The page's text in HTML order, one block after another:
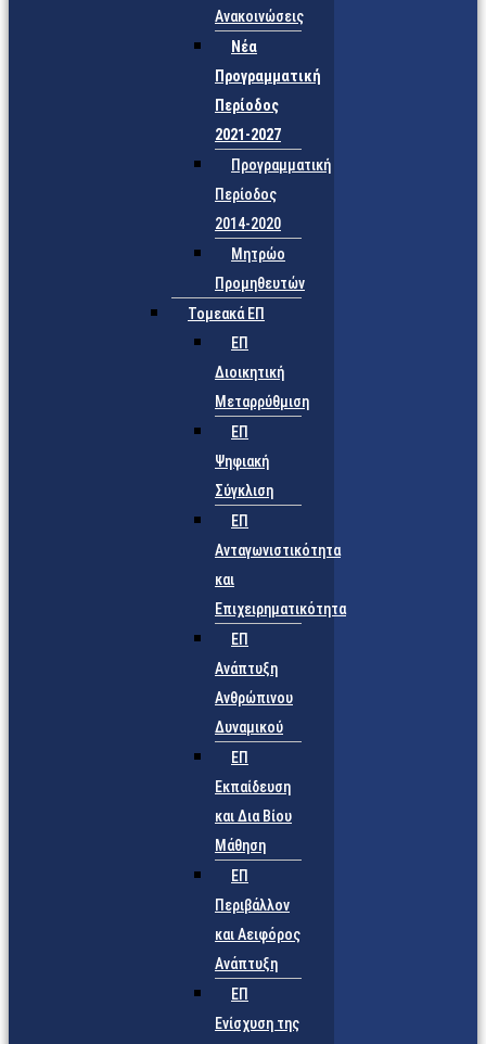
Ανακοινώσεις
Νέα
Προγραμματική
Περίοδος
2021-2027
Προγραμματική
Περίοδος
2014-2020
Μητρώο
Προμηθευτών
Τομεακά ΕΠ
ΕΠ
Διοικητική
Μεταρρύθμιση
ΕΠ
Ψηφιακή
Σύγκλιση
ΕΠ
Ανταγωνιστικότητα
και
Επιχειρηματικότητα
ΕΠ
Ανάπτυξη
Ανθρώπινου
Δυναμικού
ΕΠ
Εκπαίδευση
και Δια Βίου
Μάθηση
ΕΠ
Περιβάλλον
και Αειφόρος
Ανάπτυξη
ΕΠ
Ενίσχυση της